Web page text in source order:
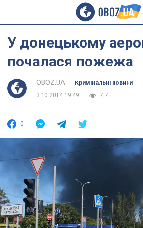
У донецькому
почалася пожежа
OBOZ.UA
Кримінальні новини
3.10.2014 19:49
7,7 т.
0